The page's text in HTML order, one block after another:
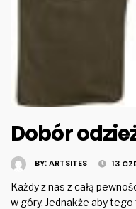
Dobór
BY:ARTSITES 13
Każdy z nas z całą
w góry. Jednakże aby